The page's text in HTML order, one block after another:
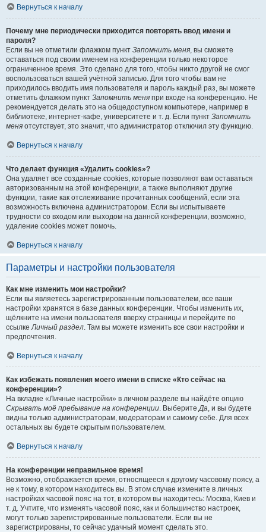
Вернуться к началу
Почему мне периодически приходится повторять ввод имени и
пароля?
Если вы не отметили флажком пункт Запомнить меня, вы сможете
оставаться под своим именем на конференции только некоторое
ограниченное время. Это сделано для того, чтобы никто другой не смог
воспользоваться вашей учётной записью. Для того чтобы вам не
приходилось вводить имя пользователя и пароль каждый раз, вы можете
отметить флажком пункт Запомнить меня при входе на конференцию. Не
рекомендуется делать это на общедоступном компьютере, например в
библиотеке, интернет-кафе, университете и т. д. Если пункт Запомнить
меня отсутствует, это значит, что администратор отключил эту функцию.
Вернуться к началу
Что делает функция «Удалить cookies»?
Она удаляет все созданные cookies, которые позволяют вам оставаться
авторизованным на этой конференции, а также выполняют другие
функции, такие как отслеживание прочитанных сообщений, если эта
возможность включена администратором. Если вы испытываете
трудности со входом или выходом на данной конференции, возможно,
удаление cookies может помочь.
Вернуться к началу
Параметры и настройки пользователя
Как мне изменить мои настройки?
Если вы являетесь зарегистрированным пользователем, все ваши
настройки хранятся в базе данных конференции. Чтобы изменить их,
щёлкните на имени пользователя вверху страницы и перейдите по
ссылкеЛичный раздел. Там вы можете изменить все свои настройки и
предпочтения.
Вернуться к началу
Как избежать появления моего имени в списке «Кто сейчас на
конференции»?
На вкладке «Личные настройки» в личном разделе вы найдёте опцию
Скрывать моё пребывание на конференции. ВыберитеДа, и вы будете
видны только администраторам, модераторам и самому себе. Для всех
остальных вы будете скрытым пользователем.
Вернуться к началу
На конференции неправильное время!
Возможно, отображается время, относящееся к другому часовому поясу, а
не к тому, в котором находитесь вы. В этом случае измените в личных
настройках часовой пояс на тот, в котором вы находитесь: Москва, Киев и
т. д. Учтите, что изменять часовой пояс, как и большинство настроек,
могут только зарегистрированные пользователи. Если вы не
зарегистрированы, то сейчас удачный момент сделать это.